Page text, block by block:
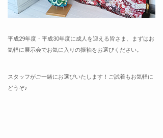
平成29年度・平成30年度に成人を迎える皆さま、まずはお
気軽に展示会でお気に入りの振袖をお選びください。
スタッフがご一緒にお選びいたします！ご試着もお気軽に
どうぞ♪